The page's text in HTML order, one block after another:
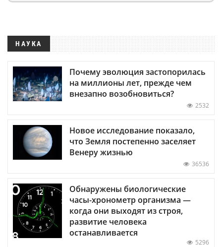
НАУКА
Почему эволюция застопорилась
на миллионы лет, прежде чем
внезапно возобновиться?
2532
Новое исследование показало,
что Земля постепенно заселяет
Венеру жизнью
36536
Обнаружены биологические
часы-хронометр организма —
когда они выходят из строя,
развитие человека
останавливается
5296